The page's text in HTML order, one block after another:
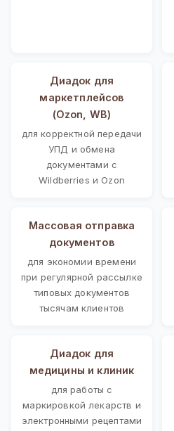
Диадок для
маркетплейсов
(Ozon, WB)
для корректной передачи
УПД и обмена
документами с
Wildberries и Ozon
Массовая отправка
документов
для экономии времени
при регулярной рассылке
типовых документов
тысячам клиентов
Диадок для
медицины и клиник
для работы с
маркировкой лекарств и
электронными рецептами